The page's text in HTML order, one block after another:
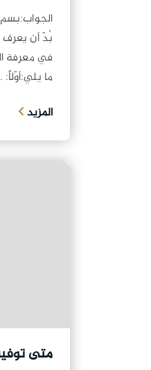
الجواب:بسم
بُدّ أن يعرف
في معرفة
ما يلي:أوّلاً:
المزيد
متى